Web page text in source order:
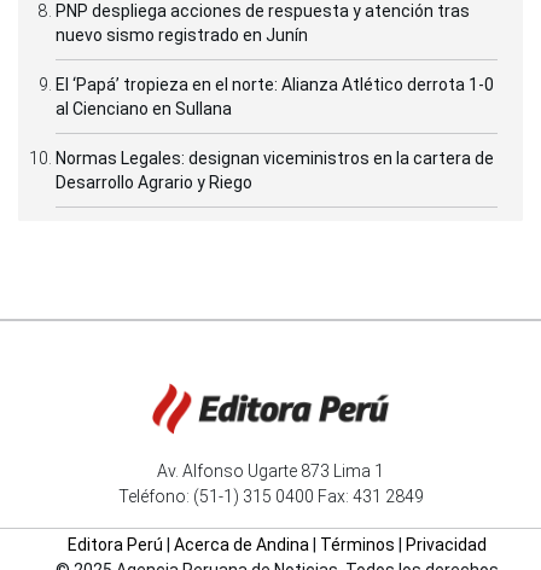
PNP despliega acciones de respuesta y atención tras
nuevo sismo registrado en Junín
El ‘Papá’ tropieza en el norte: Alianza Atlético derrota 1-0
al Cienciano en Sullana
Normas Legales: designan viceministros en la cartera de
Desarrollo Agrario y Riego
Av. Alfonso Ugarte 873 Lima 1
Teléfono: (51-1) 315 0400 Fax: 431 2849
Editora Perú Acerca de Andina Términos
Privacidad